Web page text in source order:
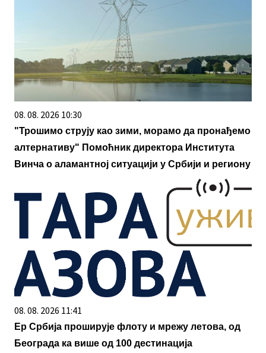
08. 08. 2026 10:30
"Трошимо струју као зими, морамо да пронађемо
алтернативу" Помоћник директора Института
Винча о аламантној ситуацији у Србији и региону
08. 08. 2026 11:41
Ер Србија проширује флоту и мрежу летова, од
Београда ка више од 100 дестинација